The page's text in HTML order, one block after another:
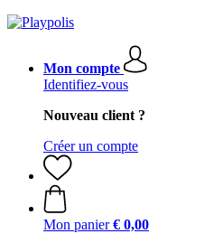
Mon compte
Identifiez-vous
Nouveau client ?
Créer un compte
Mon panier € 0,00